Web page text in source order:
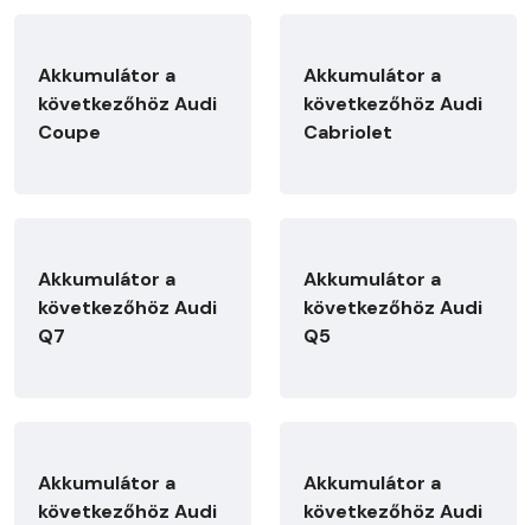
Akkumulátor a
következőhöz Audi
Coupe
Akkumulátor a
következőhöz Audi
Cabriolet
Akkumulátor a
következőhöz Audi
Q7
Akkumulátor a
következőhöz Audi
Q5
Akkumulátor a
következőhöz Audi
Akkumulátor a
következőhöz Audi